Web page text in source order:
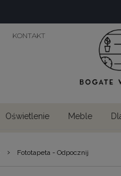
KONTAKT
Oświetlenie Meble
› Fototapeta - Odpocznij